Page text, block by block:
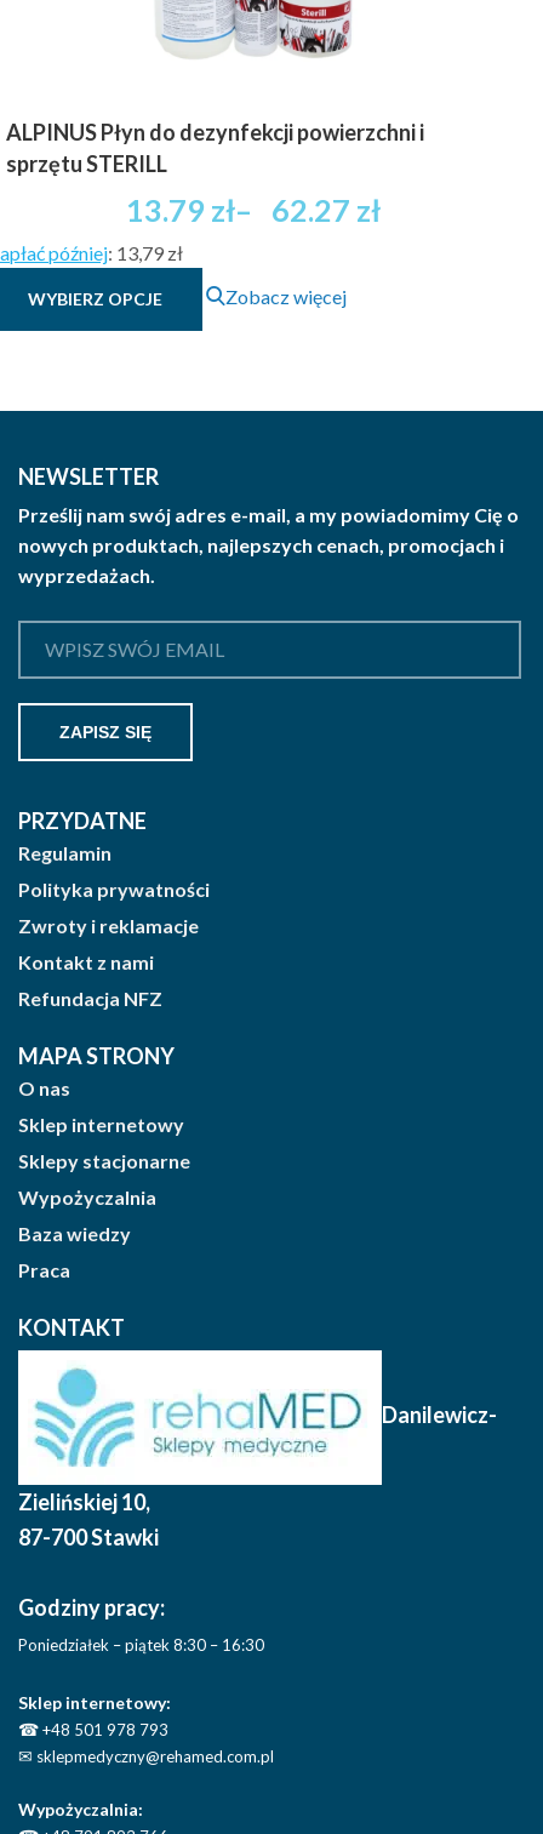
ALPINUS Płyn do dezynfekcji powierzchni i
sprzętu STERILL
13.79 zł– 62.27 zł
Zakres
13.79 zł
później: 13,79 zł
WYBIERZ OPCJE
Ten
produkt
na
stronie
Zobacz więcej
NEWSLETTER
Prześlij nam swój adres e-mail, a my powiadomimy Cię o
nowych produktach, najlepszych cenach, promocjach i
wyprzedażach.
PRZYDATNE
Regulamin
Polityka prywatności
Zwroty i reklamacje
Kontakt z nami
Refundacja NFZ
MAPA STRONY
O nas
Sklep internetowy
Sklepy stacjonarne
Wypożyczalnia
Baza wiedzy
Praca
KONTAKT
Danilewicz-
Zielińskiej 10,
87-700 Stawki
Godziny pracy:
Poniedziałek – piątek 8:30 – 16:30
Sklep internetowy:
☎+48 501 978 793
✉ sklepmedyczny@rehamed.com.pl
Wypożyczalnia: